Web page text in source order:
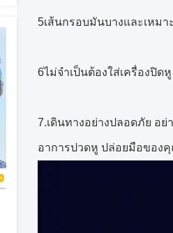
5เส้นกรอบมันบางและเหม
6ไม่จําเป็นต้องใส่เครื่องปิด
7.เดินทางอย่างปลอดภัย อ
อาการปวดหู ปล่อยมือของ